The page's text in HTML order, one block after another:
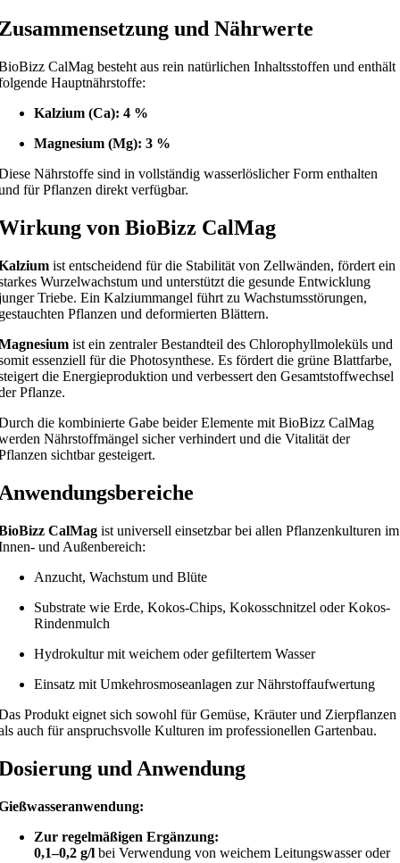
und Nährwerte
CalMag besteht aus rein natürlichen Inhaltsstoffen und enthält
Hauptnährstoffe:
Kalzium (Ca): 4 %
Magnesium (Mg): 3 %
Nährstoffe sind in vollständig wasserlöslicher Form enthalten
für Pflanzen direkt verfügbar.
von BioBizz CalMag
ist entscheidend für die Stabilität von Zellwänden, fördert ein
Wurzelwachstum und unterstützt die gesunde Entwicklung
Triebe. Ein Kalziummangel führt zu Wachstumsstörungen,
Pflanzen und deformierten Blättern.
ist ein zentraler Bestandteil des Chlorophyllmoleküls und
essenziell für die Photosynthese. Es fördert die grüne Blattfarbe,
die Energieproduktion und verbessert den Gesamtstoffwechsel
Pflanze.
die kombinierte Gabe beider Elemente mit BioBizz CalMag
Nährstoffmängel sicher verhindert und die Vitalität der
sichtbar gesteigert.
CalMag ist universell einsetzbar bei allen Pflanzenkulturen im
und Außenbereich:
Anzucht, Wachstum und Blüte
Substrate wie Erde, Kokos-Chips, Kokosschnitzel oder Kokos-
Rindenmulch
Hydrokultur mit weichem oder gefiltertem Wasser
Einsatz mit Umkehrosmoseanlagen zur Nährstoffaufwertung
Produkt eignet sich sowohl für Gemüse, Kräuter und Zierpflanzen
auch für anspruchsvolle Kulturen im professionellen Gartenbau.
und Anwendung
Zur regelmäßigen Ergänzung:
0,1–0,2 g/l bei Verwendung von weichem Leitungswasser oder